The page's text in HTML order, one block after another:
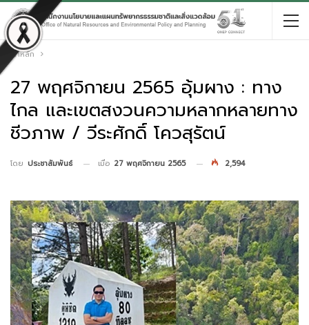
หน้าหลัก
27 พฤศจิกายน 2565 อุ้มผาง : ทาง
ไกล และเขตสงวนความหลากหลายทาง
ชีวภาพ / วีระศักดิ์ โควสุรัตน์
โดย ประชาสัมพันธ์ เมื่อ 27 พฤศจิกายน 2565 2,594